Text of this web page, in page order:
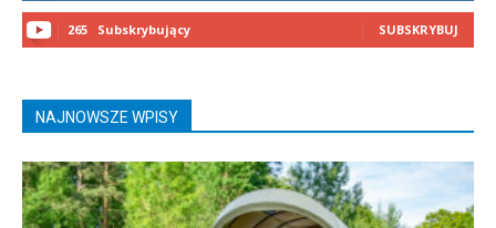
265 Subskrybujący SUBSKRYBUJ
NAJNOWSZE WPISY